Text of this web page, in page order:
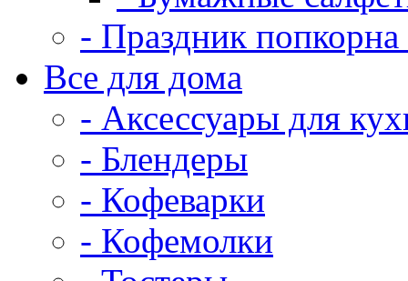
- Праздник
Все для дома
- Аксессуары для
- Блендеры
- Кофеварки
- Кофемолки